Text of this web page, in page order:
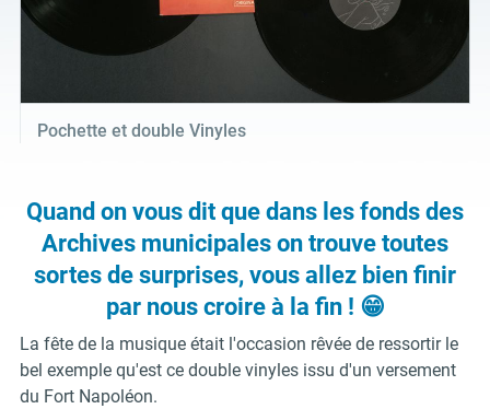
Pochette et double Vinyles
Quand on vous dit que dans les fonds des
Archives municipales on trouve toutes
sortes de surprises, vous allez bien finir
par nous croire à la fin ! 😁
La fête de la musique était l'occasion rêvée de ressortir le
bel exemple qu'est ce double vinyles issu d'un versement
du Fort Napoléon.